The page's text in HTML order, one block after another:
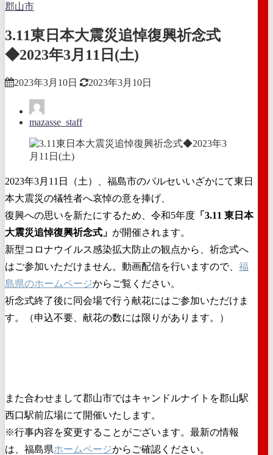
郡山市
3.11東日本大震災追悼復興祈念式
◆2023年3月11日(土)
2023年3月10日 2023年3月10日
mazasse_staff
2023年3月11日（土）、福島市のパルセいいざかにて東日
本大震災の犠牲者へ哀悼の意を捧げ、
復興への思いを新たにするため、令和5年度 「3.11 東日本
大震災追悼復興祈念式」 が開催されます。
新型コロナウイルス感染拡大防止の観点から、祈念式へ
はご参加いただけません。動画配信を行いますので、 福
島県のホームページからご覧ください。
祈念式終了後に同会場で行う献花にはご参加いただけま
す。（申込不要、献花の数には限りがあります。）
また合わせまして郡山市ではキャンドルナイトを郡山駅
西口駅前広場にて開催いたします。
※行事内容を変更することがございます。最新の情報
は、福島県ホームページからご確認ください。